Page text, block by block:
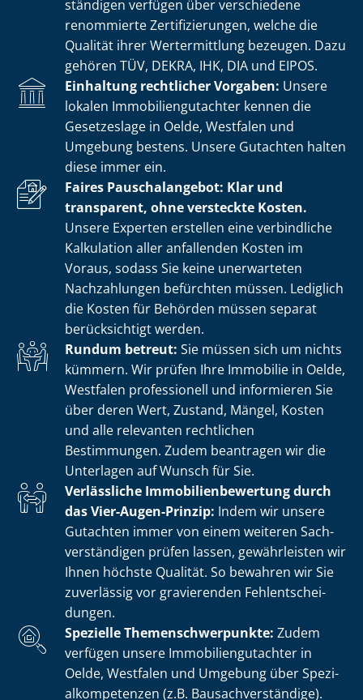
stän­di­gen verfügen über verschiedene
renommierte Zer­ti­fi­zie­run­gen, welche die
Qualität ihrer Wertermittlung bezeugen. Dazu
gehören TÜV, DEKRA, IHK, DIA und EIPOS.
Einhaltung rechtlicher Vorgaben: Unsere
lokalen Im­mo­bi­li­en­gut­ach­ter kennen die
Gesetzeslage in Oelde, Westfalen und
Umgebung bestens. Unsere Gutachten halten
diese immer ein.
Faires Pauschalangebot: Klar und
transparent, ohne versteckte Kosten.
Unsere Experten erstellen eine verbindliche
Kalkulation aller anfallenden Kosten im
Voraus, sodass Sie keine unerwarteten
Nachzahlungen befürchten müssen. Lediglich
die Kosten für Behörden müssen separat
berücksichtigt werden.
Rundum betreut: Sie müssen sich um nichts
kümmern. Wir prüfen Ihre Immobilie in Oelde,
Westfalen professionell und informieren Sie
über deren Wert, Zustand, Mängel, Kosten
und alle relevanten rechtlichen
Bestimmungen. Zudem beantragen wir die
Unterlagen auf Wunsch für Sie.
Verlässliche Im­mo­bi­li­en­be­wer­tung durch
das Vier-Augen-Prinzip: Indem wir unsere
Gutachten immer von einem weiteren Sach­
ver­stän­di­gen prüfen lassen, gewährleisten wir
Ihnen höchste Qualität. So bewahren wir Sie
zuverlässig vor gravierenden Fehl­ent­schei­
dun­gen.
Spezielle The­men­schwer­punk­te: Zudem
verfügen unsere Im­mo­bi­li­en­gut­ach­ter in
Oelde, Westfalen und Umgebung über Spe­zi­
al­kom­pe­ten­zen (z.B. Bau­sach­ver­stän­di­ge).